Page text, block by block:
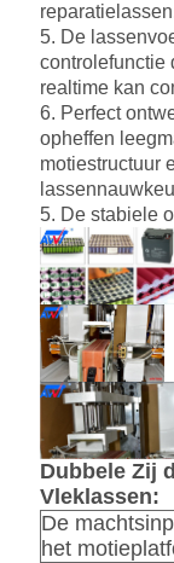
5. De
controlefunctie
realtime kan
6. Perfect
opheffen
motiestructuur
5. De stabiele
Dubbele Zij
Vleklassen:
De
het